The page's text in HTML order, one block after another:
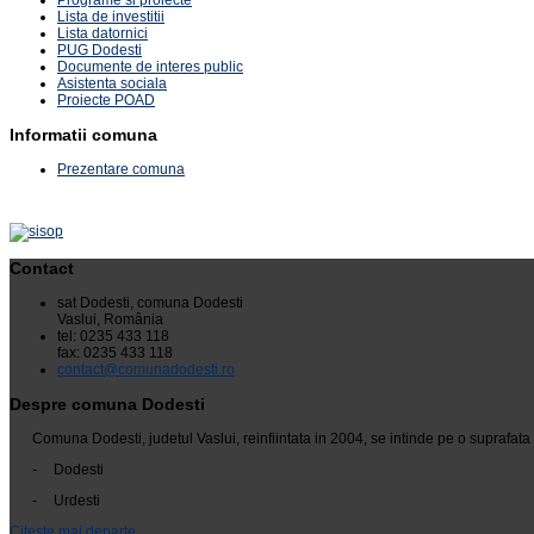
Lista de investitii
Lista datornici
PUG Dodesti
Documente de interes public
Asistenta sociala
Proiecte POAD
Informatii comuna
Prezentare comuna
Contact
sat Dodesti, comuna Dodesti
Vaslui, România
tel: 0235 433 118
fax: 0235 433 118
contact@comunadodesti.ro
Despre comuna Dodesti
Comuna Dodesti, judetul Vaslui, reinfiintata in 2004, se intinde pe o
-
Dodesti
-
Urdesti